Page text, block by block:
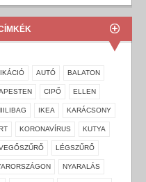
AUTÓ BALATON
CIPŐ ELLEN
IKEA KARÁCSONY
KORONAVÍRUS KUTYA
LÉGSZŰRŐ
NYARALÁS